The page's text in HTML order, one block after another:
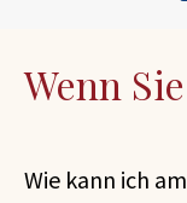
Wenn Sie
Wie kann ich